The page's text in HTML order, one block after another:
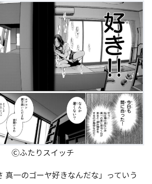
Ⓒふたりスイッチ
真一のゴーヤ好きなんだな」っていう